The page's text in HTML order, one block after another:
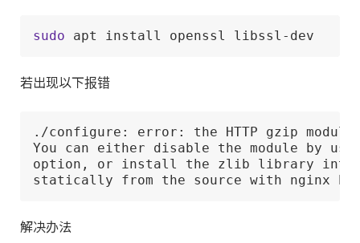
sudo apt install openssl libssl-dev
若出现以下报错
./configure: error: the HTTP gzip
You can either disable the module by
option, or install the zlib library into
statically from the source with nginx
解决办法